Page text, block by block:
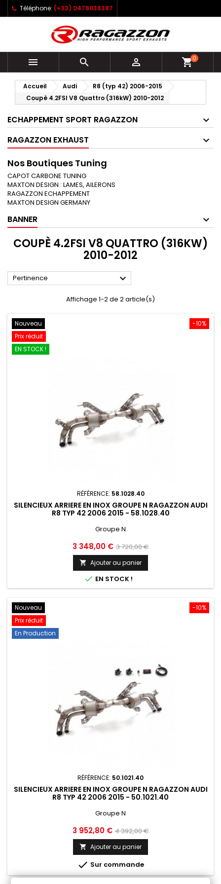
Téléphone: (+33) 0478038387
   shopping_cart0
Accueil Audi
R8 (typ 42) 2006-2015
Coupè 4.2FSI V8 Quattro (316kW) 2010-2012
ECHAPPEMENT SPORT RAGAZZON
RAGAZZON EXHAUST
Nos Boutiques Tuning
CAPOT CARBONE TUNING
MAXTON DESIGN : LAMES, AILERONS
RAGAZZON ECHAPPEMENT
MAXTON DESIGN GERMANY
BANNER
COUPÈ 4.2FSI V8 QUATTRO (316KW)
2010-2012
Pertinence 
Affichage 1-2 de 2 article(s)
-10%
Nouveau
Prix réduit
EN STOCK !
RÉFÉRENCE: 58.1028.40
SILENCIEUX ARRIERE EN INOX GROUPE N RAGAZZON AUDI
R8 TYP 42 2006 2015 - 58.1028.40
Groupe N
Prix
3 348,00 € Prix
de
base
3 720,00 €
 Ajouter au panier
 EN STOCK !
-10%
Nouveau
Prix réduit
En Production
RÉFÉRENCE: 50.1021.40
SILENCIEUX ARRIERE EN INOX GROUPE N RAGAZZON AUDI
R8 TYP 42 2006 2015 - 50.1021.40
Groupe N
Prix
3 952,80 € Prix
de
base
4 392,00 €
 Ajouter au panier
 Sur commande